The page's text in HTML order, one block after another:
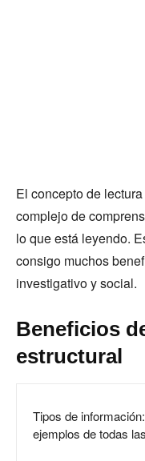
El concepto de
complejo de
lo que está leyendo.
consigo muchos
investigativo y social.
Beneficios
estructural
Tipos de
ejemplos de todas